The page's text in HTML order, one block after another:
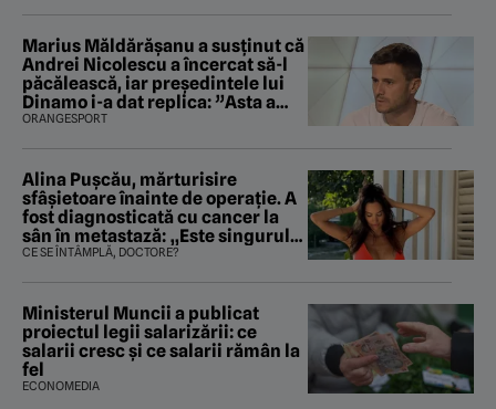
Marius Măldărăşanu a susţinut că
Andrei Nicolescu a încercat să-l
păcălească, iar preşedintele lui
Dinamo i-a dat replica: ”Asta a
fost istoria”
ORANGESPORT
Alina Pușcău, mărturisire
sfâșietoare înainte de operație. A
fost diagnosticată cu cancer la
sân în metastază: „Este singurul
tratament care o să mă ajute să
CE SE ÎNTÂMPLĂ, DOCTORE?
Ministerul Muncii a publicat
proiectul legii salarizării: ce
salarii cresc și ce salarii rămân la
fel
ECONOMEDIA